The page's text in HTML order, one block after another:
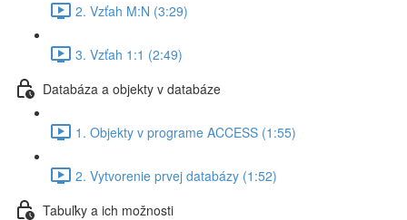
2. Vzťah M:N (3:29)
3. Vzťah 1:1 (2:49)
Databáza a objekty v databáze
1. Objekty v programe ACCESS (1:55)
2. Vytvorenie prvej databázy (1:52)
Tabuľky a ich možnosti